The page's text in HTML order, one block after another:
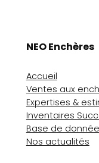
NEO Enchères
Accueil
Ventes aux
Expertises &
Inventaires
Base de
Nos actualités